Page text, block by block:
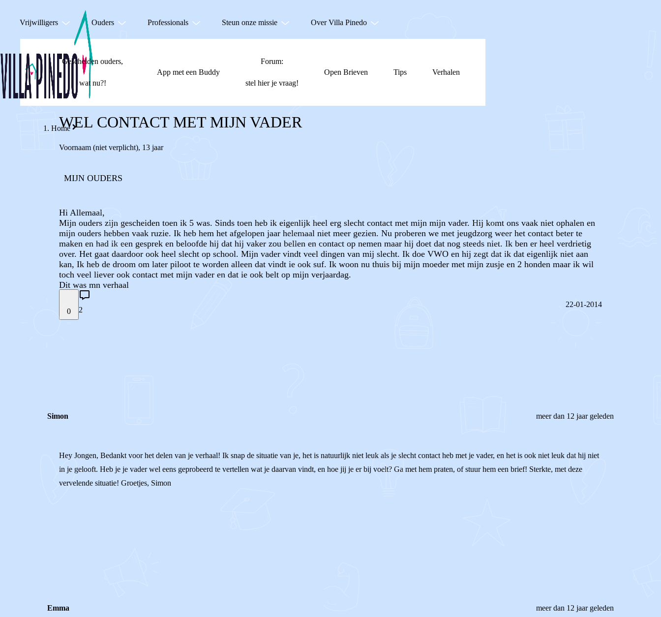
Vrijwilligers Ouders Professionals Steun onze missie Over Villa Pinedo
Gescheiden ouders,
wat nu?!
App met een Buddy
Forum:
stel hier je vraag!
Open Brieven Tips Verhalen
Home
WEL CONTACT MET MIJN VADER
Voornaam (niet verplicht), 13 jaar
MIJN OUDERS
Hi Allemaal,
Mijn ouders zijn gescheiden toen ik 5 was. Sinds toen heb ik eigenlijk heel erg slecht contact met mijn mijn vader. Hij komt ons vaak niet ophalen en
mijn ouders hebben vaak ruzie. Ik heb hem het afgelopen jaar helemaal niet meer gezien. Nu proberen we met jeugdzorg weer het contact beter te
maken en had ik een gesprek en beloofde hij dat hij vaker zou bellen en contact op nemen maar hij doet dat nog steeds niet. Ik ben er heel verdrietig
over. Het gaat daardoor ook heel slecht op school. Mijn vader vindt veel dingen van mij slecht. Ik doe VWO en hij zegt dat ik dat eigenlijk niet aan
kan, Ik heb de droom om later piloot te worden alleen dat vindt ie ook suf. Ik woon nu thuis bij mijn moeder met mijn zusje en 2 honden maar ik wil
toch veel liever ook contact met mijn vader en dat ie ook belt op mijn verjaardag.
Dit was mn verhaal
0 2
22-01-2014
Simon meer dan 12 jaar geleden
Hey Jongen, Bedankt voor het delen van je verhaal! Ik snap de situatie van je, het is natuurlijk niet leuk als je slecht contact heb met je vader, en het is ook niet leuk dat hij niet
in je gelooft. Heb je je vader wel eens geprobeerd te vertellen wat je daarvan vindt, en hoe jij je er bij voelt? Ga met hem praten, of stuur hem een brief! Sterkte, met deze
vervelende situatie! Groetjes, Simon
Emma meer dan 12 jaar geleden